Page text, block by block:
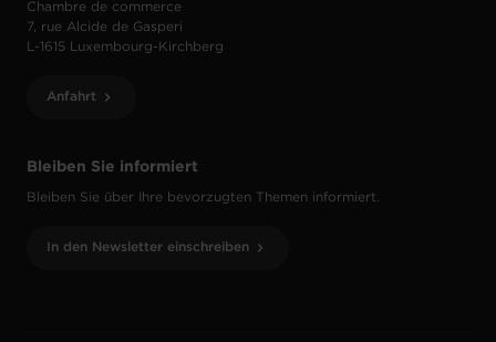
Bleiben Sie informiert
Bleiben Sie über Ihre bevorzugten Themen informiert.
In den Newsletter einschreiben
Chambre de commerce
7, rue Alcide de Gasperi
L-1615 Luxembourg-Kirchberg
Anfahrt